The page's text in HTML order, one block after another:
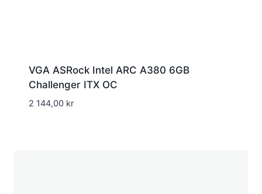
VGA ASRock Intel ARC A380 6GB
Challenger ITX OC
2 144,00 kr